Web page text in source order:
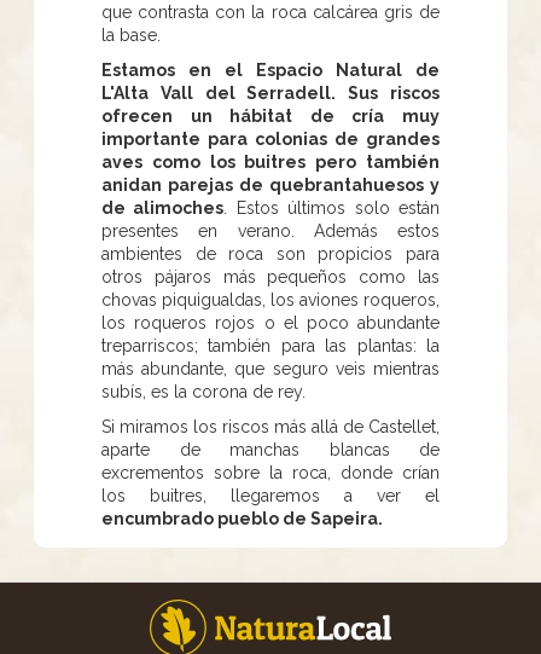
que contrasta con la roca calcárea gris de
la base.
Estamos en el Espacio Natural de
L'Alta Vall del Serradell. Sus riscos
ofrecen un hábitat de cría muy
importante para colonias de grandes
aves como los buitres pero también
anidan parejas de quebrantahuesos y
de alimoches . Estos últimos solo están
presentes en verano. Además estos
ambientes de roca son propicios para
otros pájaros más pequeños como las
chovas piquigualdas, los aviones roqueros,
los roqueros rojos o el poco abundante
treparriscos; también para las plantas: la
más abundante, que seguro veis mientras
subís, es la corona de rey.
Si miramos los riscos más allá de Castellet,
aparte de manchas blancas de
excrementos sobre la roca, donde crían
los buitres, llegaremos a ver el
encumbrado pueblo de Sapeira.